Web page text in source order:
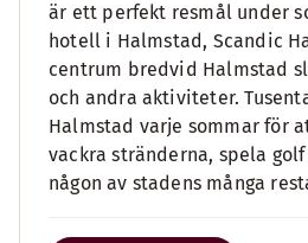
är ett perfekt resmål under
hotell i Halmstad, Scandic
centrum bredvid Halmstad
och andra aktiviteter.
Halmstad varje sommar för
vackra stränderna, spela
någon av stadens många